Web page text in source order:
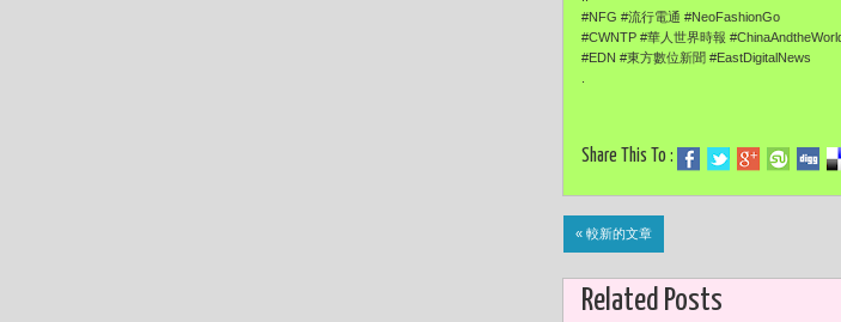
#NFG #流行電通 #NeoFashionGo
#CWNTP #華人世界時報
#EDN #東方數位新聞 #EastDigitalNews
Share This To :
« 較新的文章
Related Posts